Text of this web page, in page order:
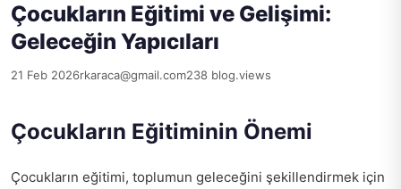
Çocukların Eğitimi ve Gelişimi:
Geleceğin Yapıcıları
21 Feb 2026rkaraca@gmail.com238 blog.views
Çocukların Eğitiminin Önemi
Çocukların eğitimi, toplumun geleceğini şekillendirmek için